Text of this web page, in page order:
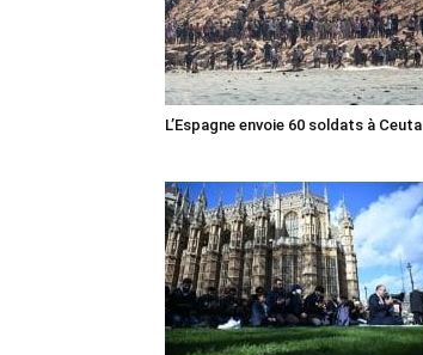
L’Espagne envoie 60 soldats à Ceuta